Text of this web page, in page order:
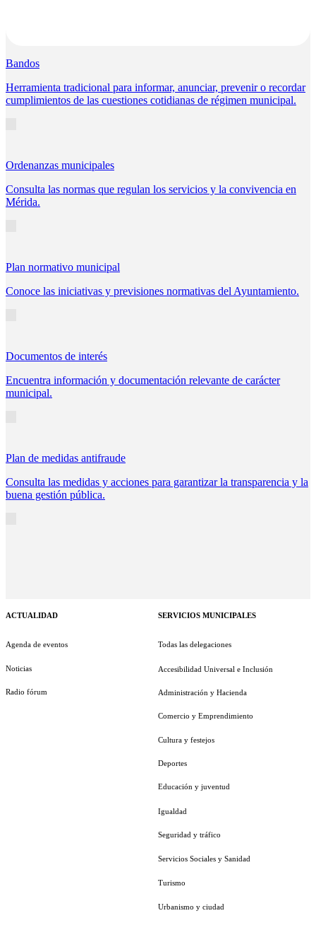
Bandos
Herramienta tradicional para informar, anunciar, prevenir o recordar
cumplimientos de las cuestiones cotidianas de régimen municipal.
Ordenanzas municipales
Consulta las normas que regulan los servicios y la convivencia en
Mérida.
Plan normativo municipal
Conoce las iniciativas y previsiones normativas del Ayuntamiento.
Documentos de interés
Encuentra información y documentación relevante de carácter
municipal.
Plan de medidas antifraude
Consulta las medidas y acciones para garantizar la transparencia y la
buena gestión pública.
ACTUALIDAD
Agenda de eventos
Noticias
Radio fórum
SERVICIOS MUNICIPALES
Todas las delegaciones
Accesibilidad Universal e Inclusión
Administración y Hacienda
Comercio y Emprendimiento
Cultura y festejos
Deportes
Educación y juventud
Igualdad
Seguridad y tráfico
Servicios Sociales y Sanidad
Turismo
Urbanismo y ciudad